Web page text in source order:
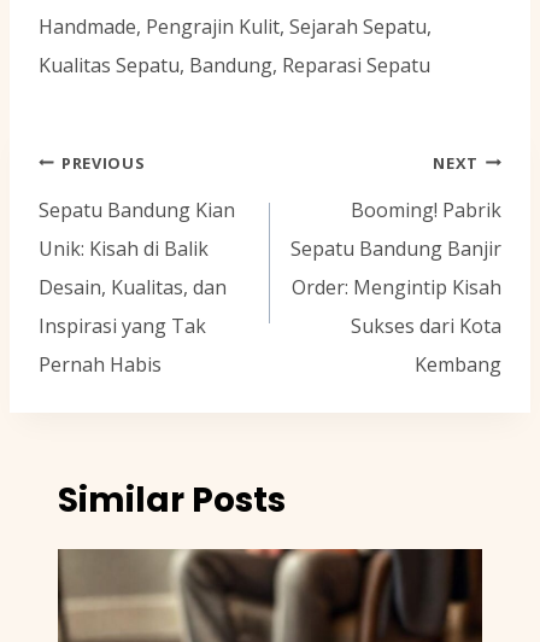
Handmade, Pengrajin Kulit, Sejarah Sepatu,
Kualitas Sepatu, Bandung, Reparasi Sepatu
Navigasi
pos
PREVIOUS
Sepatu Bandung Kian
Unik: Kisah di Balik
Desain, Kualitas, dan
Inspirasi yang Tak
Pernah Habis
NEXT
Booming! Pabrik
Sepatu Bandung Banjir
Order: Mengintip Kisah
Sukses dari Kota
Kembang
Similar Posts